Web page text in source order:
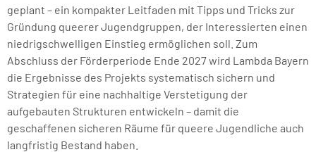
geplant – ein kompakter Leitfaden mit Tipps und Tricks zur
Gründung queerer Jugendgruppen, der Interessierten einen
niedrigschwelligen Einstieg ermöglichen soll. Zum
Abschluss der Förderperiode Ende 2027 wird Lambda Bayern
die Ergebnisse des Projekts systematisch sichern und
Strategien für eine nachhaltige Verstetigung der
aufgebauten Strukturen entwickeln – damit die
geschaffenen sicheren Räume für queere Jugendliche auch
langfristig Bestand haben.